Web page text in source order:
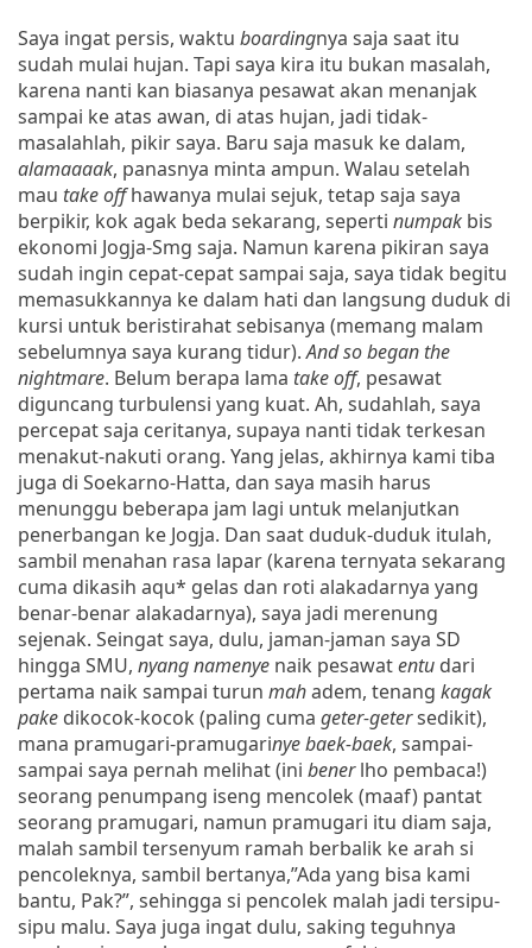
Saya ingat persis, waktu boardingnya saja saat itu
sudah mulai hujan. Tapi saya kira itu bukan masalah,
karena nanti kan biasanya pesawat akan menanjak
sampai ke atas awan, di atas hujan, jadi tidak-
masalahlah, pikir saya. Baru saja masuk ke dalam,
alamaaaak, panasnya minta ampun. Walau setelah
mau take offhawanya mulai sejuk, tetap saja saya
berpikir, kok agak beda sekarang, seperti numpak bis
ekonomi Jogja-Smg saja. Namun karena pikiran saya
sudah ingin cepat-cepat sampai saja, saya tidak begitu
memasukkannya ke dalam hati dan langsung duduk di
kursi untuk beristirahat sebisanya (memang malam
sebelumnya saya kurang tidur).And so began the
nightmare. Belum berapa lama take off, pesawat
diguncang turbulensi yang kuat. Ah, sudahlah, saya
percepat saja ceritanya, supaya nanti tidak terkesan
menakut-nakuti orang. Yang jelas, akhirnya kami tiba
juga di Soekarno-Hatta, dan saya masih harus
menunggu beberapa jam lagi untuk melanjutkan
penerbangan ke Jogja. Dan saat duduk-duduk itulah,
sambil menahan rasa lapar (karena ternyata sekarang
cuma dikasih aqu* gelas dan roti alakadarnya yang
benar-benar alakadarnya), saya jadi merenung
sejenak. Seingat saya, dulu, jaman-jaman saya SD
hingga SMU, nyang namenye naik pesawatentu dari
pertama naik sampai turun mahadem, tenang kagak
pake dikocok-kocok (paling cuma geter-getersedikit),
mana pramugari-pramugarinyebaek-baek, sampai-
sampai saya pernah melihat (ini benerlho pembaca!)
seorang penumpang iseng mencolek (maaf) pantat
seorang pramugari, namun pramugari itu diam saja,
malah sambil tersenyum ramah berbalik ke arah si
pencoleknya, sambil bertanya,”Ada yang bisa kami
bantu, Pak?”, sehingga si pencolek malah jadi tersipu-
sipu malu. Saya juga ingat dulu, saking teguhnya